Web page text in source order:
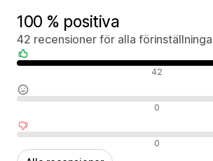
100 % positiva
42 recensioner för alla
Positiva recensioner 42
Neutrala recensioner 0
Negativa recensioner 0